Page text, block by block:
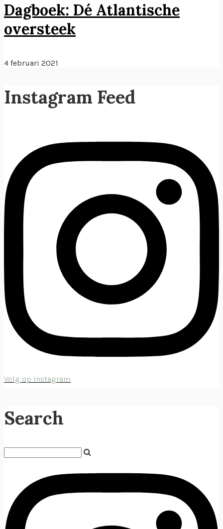
Dagboek: Dé Atlantische
oversteek
4 februari 2021
Instagram Feed
Volg op Instagram
Search